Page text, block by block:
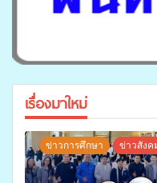
เรื่องมาใหม่
ข่าวการศึกษา ข่าวสังค